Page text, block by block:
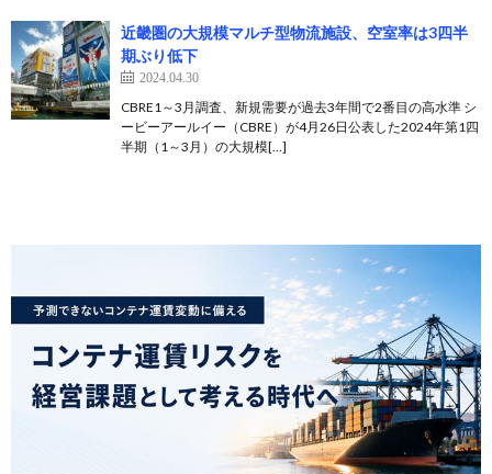
近畿圏の大規模マルチ型物流施設、空室率は3四半
期ぶり低下
2024.04.30
CBRE1～3月調査、新規需要が過去3年間で2番目の高水準 シ
ービーアールイー（CBRE）が4月26日公表した2024年第1四
半期（1～3月）の大規模[…]